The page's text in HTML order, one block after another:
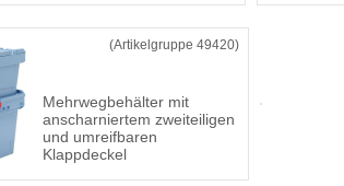
(Artikelgruppe 49420)
Mehrwegbehälter mit
anscharniertem zweiteiligen
und umreifbaren
Klappdeckel